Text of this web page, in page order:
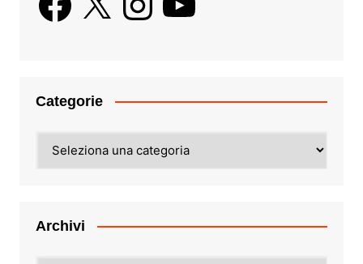
Categorie
Archivi